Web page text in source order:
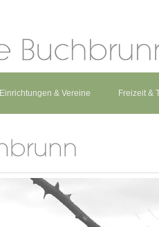
Einrichtungen & Vereine Freizeit &